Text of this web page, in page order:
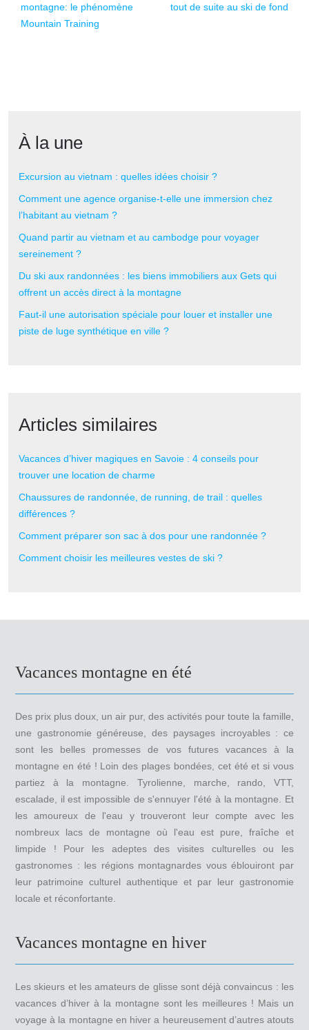
montagne: le phénomène
Mountain Training
tout de suite au ski de fond
À la une
Excursion au vietnam : quelles idées choisir ?
Comment une agence organise-t-elle une immersion chez
l’habitant au vietnam ?
Quand partir au vietnam et au cambodge pour voyager
sereinement ?
Du ski aux randonnées : les biens immobiliers aux Gets qui
offrent un accès direct à la montagne
Faut-il une autorisation spéciale pour louer et installer une
piste de luge synthétique en ville ?
Articles similaires
Vacances d’hiver magiques en Savoie : 4 conseils pour
trouver une location de charme
Chaussures de randonnée, de running, de trail : quelles
différences ?
Comment préparer son sac à dos pour une randonnée ?
Comment choisir les meilleures vestes de ski ?
Vacances montagne en été
Des prix plus doux, un air pur, des activités pour toute la famille,
une gastronomie généreuse, des paysages incroyables : ce
sont les belles promesses de vos futures vacances à la
montagne en été ! Loin des plages bondées, cet été et si vous
partiez à la montagne. Tyrolienne, marche, rando, VTT,
escalade, il est impossible de s'ennuyer l'été à la montagne. Et
les amoureux de l'eau y trouveront leur compte avec les
nombreux lacs de montagne où l'eau est pure, fraîche et
limpide ! Pour les adeptes des visites culturelles ou les
gastronomes : les régions montagnardes vous éblouiront par
leur patrimoine culturel authentique et par leur gastronomie
locale et réconfortante.
Vacances montagne en hiver
Les skieurs et les amateurs de glisse sont déjà convaincus : les
vacances d’hiver à la montagne sont les meilleures ! Mais un
voyage à la montagne en hiver a heureusement d’autres atouts